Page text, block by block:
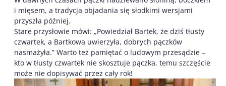
i mięsem, a tradycja objadania się słodkimi wersjami
przyszła później.
Stare przysłowie mówi: „Powiedział Bartek, że dziś tłusty
czwartek, a Bartkowa uwierzyła, dobrych pączków
nasmażyła.” Warto też pamiętać o ludowym przesądzie –
kto w tłusty czwartek nie skosztuje pączka, temu szczęście
może nie dopisywać przez cały rok!